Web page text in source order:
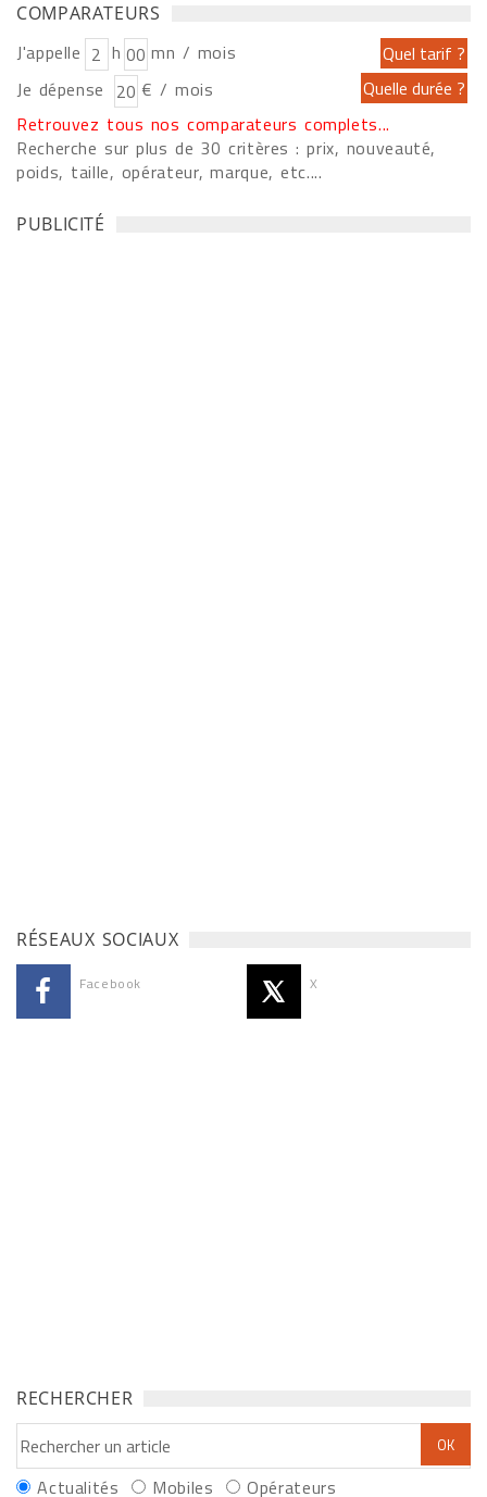
COMPARATEURS
J'appelle h
mn / mois
Je dépense
€ / mois
Retrouvez tous nos comparateurs complets...
Recherche sur plus de 30 critères : prix, nouveauté,
poids, taille, opérateur, marque, etc....
PUBLICITÉ
RÉSEAUX SOCIAUX
Facebook X
RECHERCHER
Actualités Mobiles Opérateurs